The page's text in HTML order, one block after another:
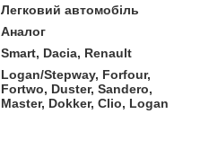
Легковий автомобіль
Аналог
Smart, Dacia, Renault
Logan/Stepway, Forfour,
Fortwo, Duster, Sandero,
Master, Dokker, Clio, Logan